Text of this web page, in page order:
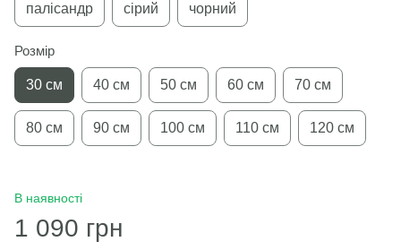
палісандр сірий чорний
Розмір
30 см 40 см 50 см 60 см 70 см
80 см 90 см 100 см 110 см 120 см
В наявності
1 090 грн